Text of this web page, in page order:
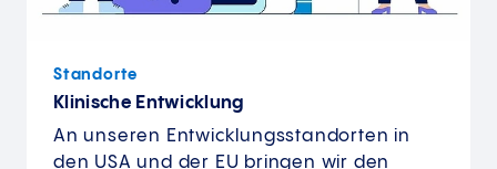
Standorte
Klinische Entwicklung
An unseren Entwicklungsstandorten in
den USA und der EU bringen wir den